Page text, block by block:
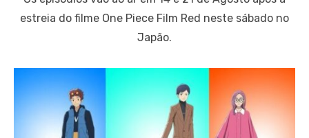
estreia do filme One Piece Film Red neste sábado no
Japão.